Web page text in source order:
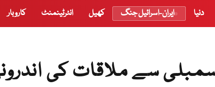
دنیا ایران-اسرائیل جنگ کھیل انٹرٹینمنٹ کاروبار
سے ملاقات کی